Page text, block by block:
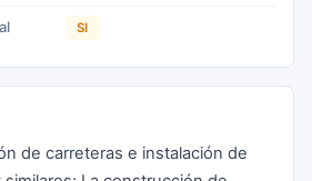
SI
de carreteras e instalación de